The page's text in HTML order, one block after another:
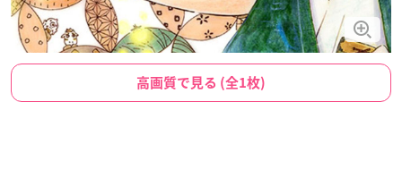
高画質で見る (全1枚)